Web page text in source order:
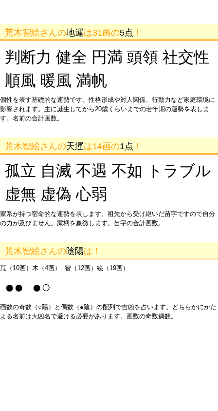
荒木智絵さんの地運は31画の5点 ！
判断力 健全 円満 頭領 社交性
順風 暖風 満帆
個性を表す基礎的な運勢です。性格形成や対人関係、行動力など家庭環境に
影響されます。主に誕生してから20歳くらいまでの若年期の運勢を表しま
す。名前の合計画数。
荒木智絵さんの天運は14画の1点 ！
孤立 自滅 不遇 不如 トラブル
虚無 虚偽 心弱
家系が持つ宿命的な運勢を表します。祖先から受け継いだ苗字ですので自分
の力が及びません。家柄を象徴します。苗字の合計画数。
荒木智絵さんの陰陽は！
荒（10画）木（4画） 智（12画）絵（19画）
●● ●○
画数の奇数（○陽）と偶数（●陰）の配列で吉凶を占います。どちらかにかた
よる名前は大凶名で避ける必要があります。画数の奇数偶数。